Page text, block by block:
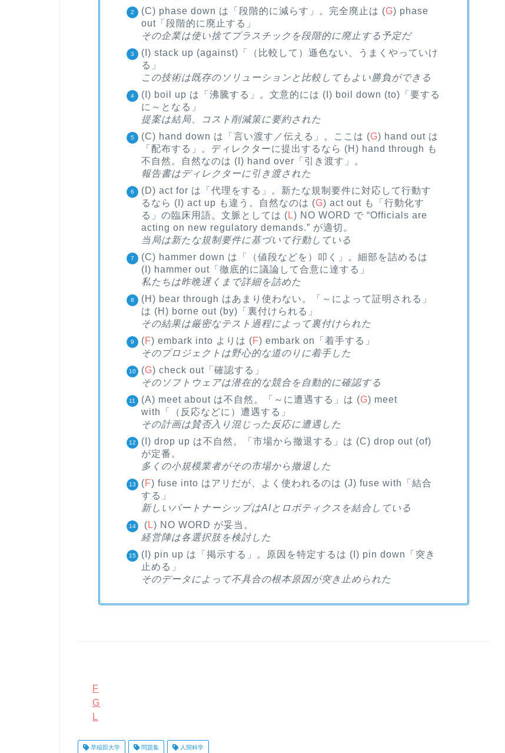
(C) phase down は「段階的に減らす」。完全廃止は (G) phase
out「段階的に廃止する」
その企業は使い捨てプラスチックを段階的に廃止する予定だ
(I) stack up (against)「（比較して）遜色ない、うまくやっていけ
る」
この技術は既存のソリューションと比較してもよい勝負ができる
(I) boil up は「沸騰する」。文意的には (I) boil down (to)「要する
に～となる」
提案は結局、コスト削減策に要約された
(C) hand down は「言い渡す／伝える」。ここは (G) hand out は
「配布する」。ディレクターに提出するなら (H) hand through も
不自然。自然なのは (I) hand over「引き渡す」。
報告書はディレクターに引き渡された
(D) act for は「代理をする」。新たな規制要件に対応して行動す
るなら (I) act up も違う。自然なのは (G) act out も「行動化す
る」の臨床用語。文脈としては ( L) NO WORD で “Officials are
acting on new regulatory demands.” が適切。
当局は新たな規制要件に基づいて行動している
(C) hammer down は「（値段などを）叩く」。細部を詰めるは
(I) hammer out「徹底的に議論して合意に達する」
私たちは昨晩遅くまで詳細を詰めた
(H) bear through はあまり使わない。「～によって証明される」
は (H) borne out (by)「裏付けられる」
その結果は厳密なテスト過程によって裏付けられた
(F) embark into よりは (F) embark on「着手する」
そのプロジェクトは野心的な道のりに着手した
(G) check out「確認する」
そのソフトウェアは潜在的な競合を自動的に確認する
(A) meet about は不自然。「～に遭遇する」は (G) meet
with「（反応などに）遭遇する」
その計画は賛否入り混じった反応に遭遇した
(I) drop up は不自然。「市場から撤退する」は (C) drop out (of)
が定番。
多くの小規模業者がその市場から撤退した
(F) fuse into はアリだが、よく使われるのは (J) fuse with「結合
する」
新しいパートナーシップはAIとロボティクスを結合している
( L) NO WORD が妥当。
経営陣は各選択肢を検討した
(I) pin up は「掲示する」。原因を特定するは (I) pin down「突き
止める」
そのデータによって不具合の根本原因が突き止められた
F
G
L
早稲田大学 問題集 人間科学